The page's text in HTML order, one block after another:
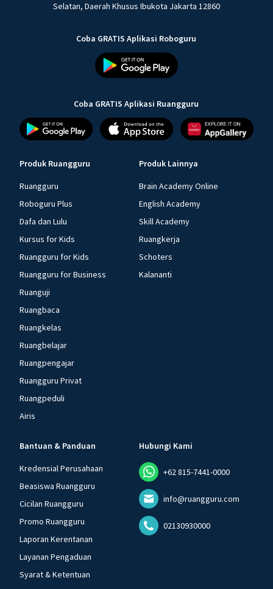
Selatan, Daerah Khusus Ibukota Jakarta 12860
Coba GRATIS Aplikasi Roboguru
Coba GRATIS Aplikasi Ruangguru
Produk Ruangguru
Ruangguru
Roboguru Plus
Dafa dan Lulu
Kursus for Kids
Ruangguru for Kids
Ruangguru for Business
Ruanguji
Ruangbaca
Ruangkelas
Ruangbelajar
Ruangpengajar
Ruangguru Privat
Ruangpeduli
Airis
Produk Lainnya
Brain Academy Online
English Academy
Skill Academy
Ruangkerja
Schoters
Kalananti
Bantuan & Panduan
Kredensial Perusahaan
Beasiswa Ruangguru
Cicilan Ruangguru
Promo Ruangguru
Laporan Kerentanan
Layanan Pengaduan
Syarat & Ketentuan
Hubungi Kami
+62 815-7441-0000
info@ruangguru.com
02130930000